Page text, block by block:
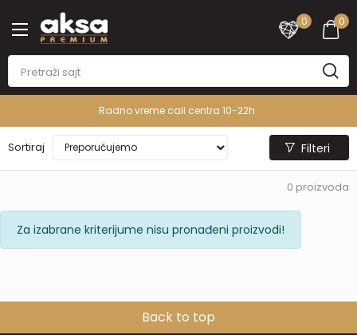
0
0
Radno vreme call centra 10-22h
Sortiraj Filteri
0 proizvoda
Za izabrane kriterijume nisu pronađeni proizvodi!
Back to top